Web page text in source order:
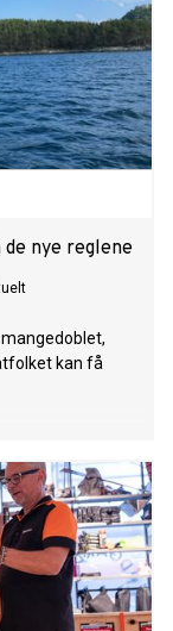
nye reglene
kan få